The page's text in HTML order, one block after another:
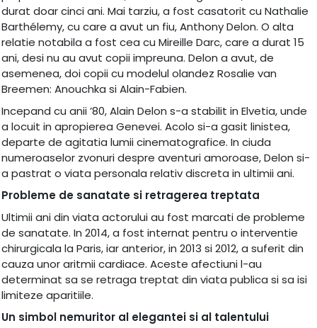
durat doar cinci ani. Mai tarziu, a fost casatorit cu Nathalie
Barthélemy, cu care a avut un fiu, Anthony Delon. O alta
relatie notabila a fost cea cu Mireille Darc, care a durat 15
ani, desi nu au avut copii impreuna. Delon a avut, de
asemenea, doi copii cu modelul olandez Rosalie van
Breemen: Anouchka si Alain-Fabien.
Incepand cu anii ’80, Alain Delon s-a stabilit in Elvetia, unde
a locuit in apropierea Genevei. Acolo si-a gasit linistea,
departe de agitatia lumii cinematografice. In ciuda
numeroaselor zvonuri despre aventuri amoroase, Delon si-
a pastrat o viata personala relativ discreta in ultimii ani.
Probleme de sanatate si retragerea treptata
Ultimii ani din viata actorului au fost marcati de probleme
de sanatate. In 2014, a fost internat pentru o interventie
chirurgicala la Paris, iar anterior, in 2013 si 2012, a suferit din
cauza unor aritmii cardiace. Aceste afectiuni l-au
determinat sa se retraga treptat din viata publica si sa isi
limiteze aparitiile.
Un simbol nemuritor al elegantei si al talentului